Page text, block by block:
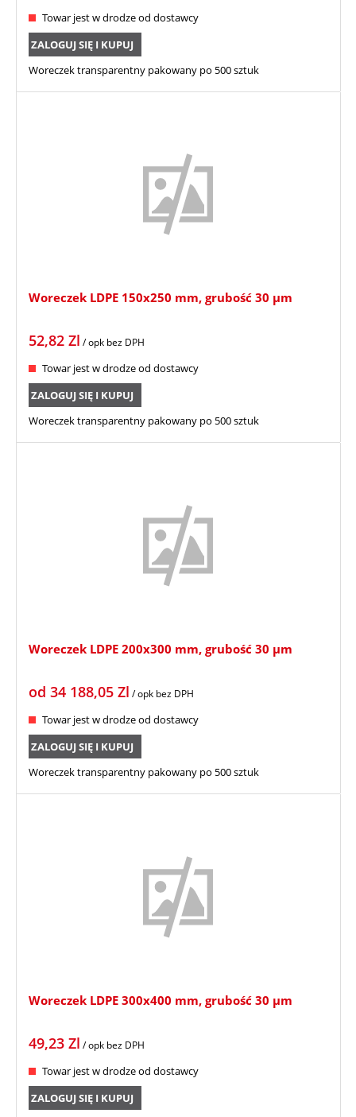
Towar jest w drodze od dostawcy
ZALOGUJ SIĘ I KUPUJ
Woreczek transparentny pakowany po 500 sztuk
Woreczek LDPE 150x250 mm, grubość 30 µm
52,82 Zl / opk bez DPH
Towar jest w drodze od dostawcy
ZALOGUJ SIĘ I KUPUJ
Woreczek transparentny pakowany po 500 sztuk
Woreczek LDPE 200x300 mm, grubość 30 µm
od 34 188,05 Zl / opk bez DPH
Towar jest w drodze od dostawcy
ZALOGUJ SIĘ I KUPUJ
Woreczek transparentny pakowany po 500 sztuk
Woreczek LDPE 300x400 mm, grubość 30 µm
49,23 Zl / opk bez DPH
Towar jest w drodze od dostawcy
ZALOGUJ SIĘ I KUPUJ